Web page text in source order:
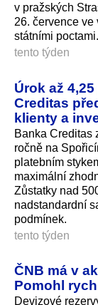
v pražských
26. července ve
státními poctami.
tento týden
Úrok až
Creditas
klienty a
Banka Creditas
ročně na
platebním
maximální
Zůstatky nad
nadstandardní
podmínek.
tento týden
ČNB má v
Pomohl
Devizové